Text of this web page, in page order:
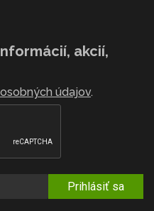
akcií,
údajov.
Prihlásiť sa